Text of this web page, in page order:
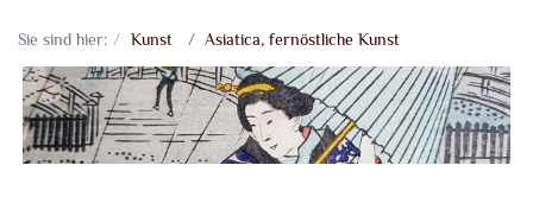
Sie sind hier: Kunst Asiatica, fernöstliche Kunst